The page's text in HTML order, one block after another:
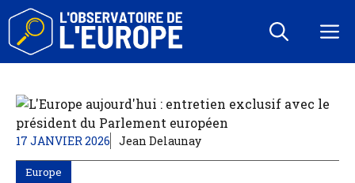
Aller
contenu
17 JANVIER 2026 Jean Delaunay
Europe